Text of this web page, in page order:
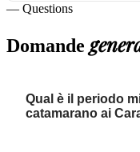
— Questions
Domande
Qual è il periodo
catamarano ai